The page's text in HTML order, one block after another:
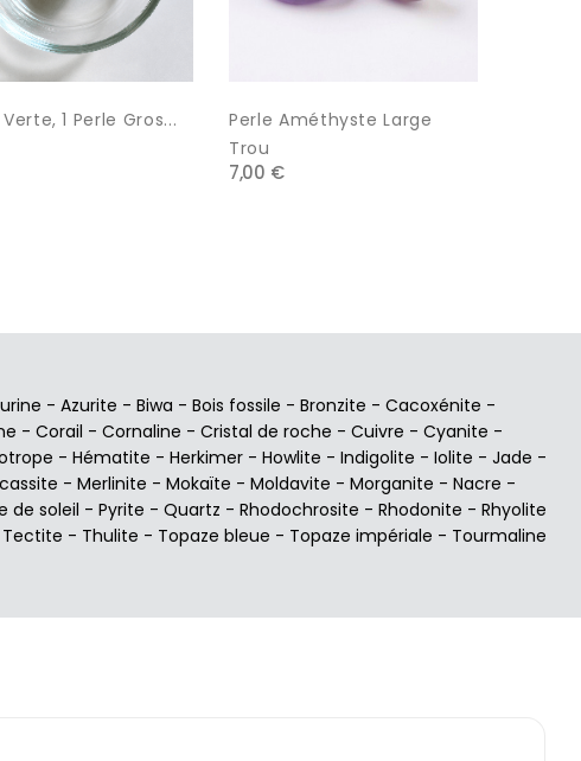
1 Perle Gros...
Perle Améthyste Large
Trou
7,00 €
- Azurite - Biwa - Bois fossile - Bronzite - Cacoxénite -
- Corail - Cornaline - Cristal de roche - Cuivre - Cyanite -
- Hématite - Herkimer - Howlite - Indigolite - Iolite - Jade -
- Merlinite - Mokaïte - Moldavite - Morganite - Nacre -
de soleil - Pyrite - Quartz - Rhodochrosite - Rhodonite - Rhyolite
Tectite - Thulite - Topaze bleue - Topaze impériale - Tourmaline